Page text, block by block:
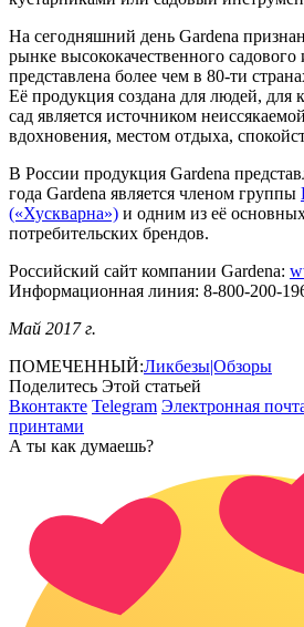
На сегодняшний день Gardena
рынке высококачественного
представлена более чем в 80-ти
Её продукция создана для людей, для
сад является источником
вдохновения, местом отдыха,
В России продукция Gardena
года Gardena является членом группы
(«Хускварна») и одним из её
потребительских брендов.
Российский сайт компании Gardena:
Информационная линия: 8-800-200-
Май 2017 г.
ПОМЕЧЕННЫЙ:Ликбезы|Обзоры
Поделитесь Этой статьей
Вконтакте Telegram Электронная
принтами
А ты как думаешь?